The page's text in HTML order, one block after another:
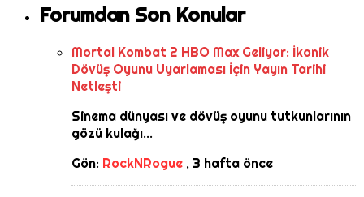
Forumdan Son Konular
Mortal Kombat 2 HBO Max Geliyor: İkonik
Dövüş Oyunu Uyarlaması İçin Yayın Tarihi
Netleşti
Sinema dünyası ve dövüş oyunu tutkunlarının
gözü kulağı...
Gön: RockNRogue , 3 hafta önce